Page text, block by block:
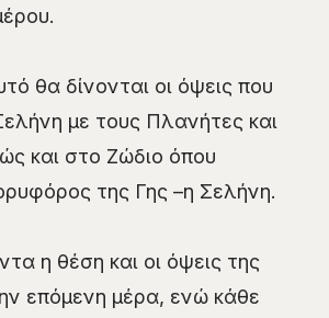
θα δίνονται οι όψεις που
με τους Πλανήτες και
και στο Ζώδιο όπου
της Γης –η Σελήνη.
η θέση και οι όψεις της
επόμενη μέρα, ενώ κάθε